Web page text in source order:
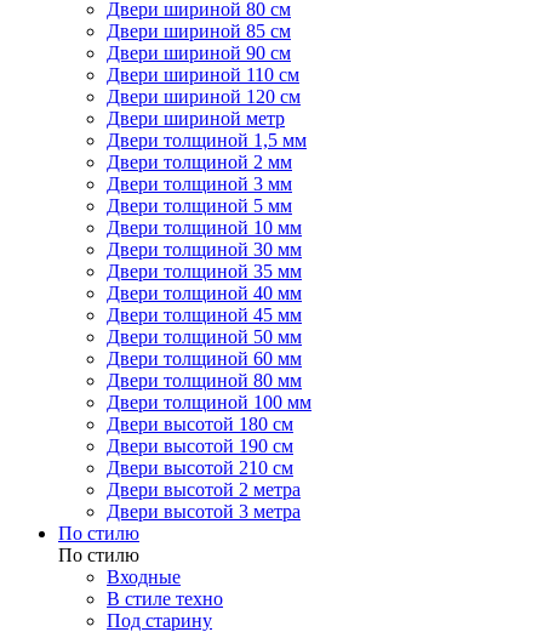
Двери шириной 80 см
Двери шириной 85 см
Двери шириной 90 см
Двери шириной 110 см
Двери шириной 120 см
Двери шириной метр
Двери толщиной 1,5 мм
Двери толщиной 2 мм
Двери толщиной 3 мм
Двери толщиной 5 мм
Двери толщиной 10 мм
Двери толщиной 30 мм
Двери толщиной 35 мм
Двери толщиной 40 мм
Двери толщиной 45 мм
Двери толщиной 50 мм
Двери толщиной 60 мм
Двери толщиной 80 мм
Двери толщиной 100 мм
Двери высотой 180 см
Двери высотой 190 см
Двери высотой 210 см
Двери высотой 2 метра
Двери высотой 3 метра
По стилю
По стилю
Входные
В стиле техно
Под старину